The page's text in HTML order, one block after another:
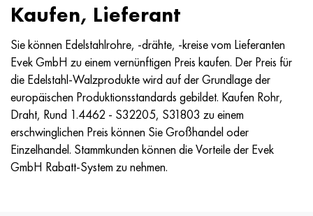
Kaufen, Lieferant
Sie können Edelstahlrohre, -drähte, -kreise vom Lieferanten
Evek GmbH zu einem vernünftigen Preis kaufen. Der Preis für
die Edelstahl-Walzprodukte wird auf der Grundlage der
europäischen Produktionsstandards gebildet. Kaufen Rohr,
Draht, Rund 1.4462 - S32205, S31803 zu einem
erschwinglichen Preis können Sie Großhandel oder
Einzelhandel. Stammkunden können die Vorteile der Evek
GmbH Rabatt-System zu nehmen.
Haynes 188
Haynes 230
Hastelloy b2
Hastelloy b3
Hastelloy c4
Griechisch Ascoloy 418
Rohr rostfrei
90H18МF
95H18
38HS, 37hs
38ХА, 37Cr4, aisi 5135
38HN3MFA, 35nicrmov12-5
40G, 40Mn4, aisi 1035
38HM, 42CrMo4, aisi 1.7225